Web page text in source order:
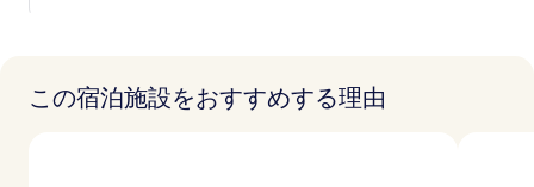
この宿泊施設をおすすめする理由